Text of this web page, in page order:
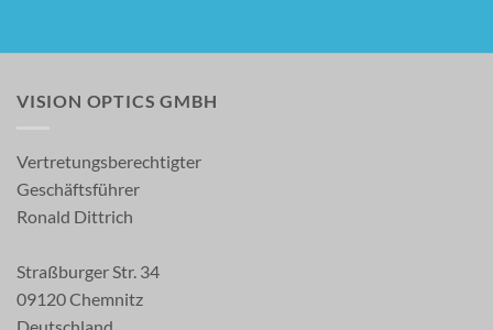
VISION OPTICS GMBH
Vertretungsberechtigter
Geschäftsführer
Ronald Dittrich
Straßburger Str. 34
09120 Chemnitz
Deutschland